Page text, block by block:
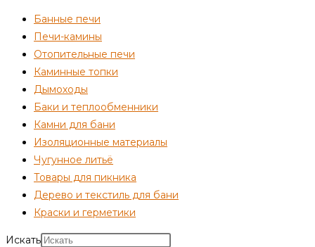
Банные печи
Печи-камины
Отопительные печи
Каминные топки
Дымоходы
Баки и теплообменники
Камни для бани
Изоляционные материалы
Чугунное литьё
Товары для пикника
Дерево и текстиль для бани
Краски и герметики
Искать